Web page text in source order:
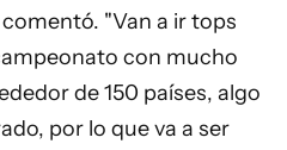
"Van a ir tops
con mucho
de 150 países, algo
por lo que va a ser